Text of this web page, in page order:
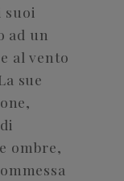
suoi
ad un
al vento
sue
ombre,